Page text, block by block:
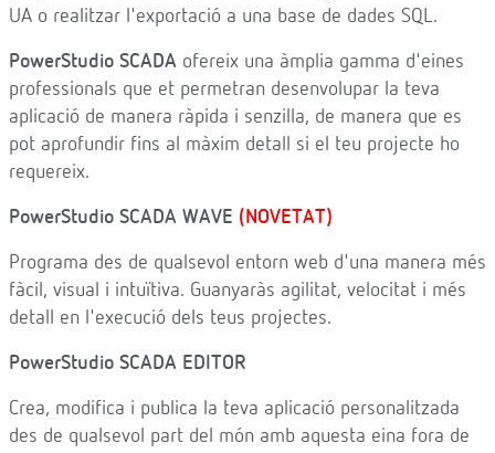
UA o realitzar l'exportació a una base de dades SQL.
PowerStudio SCADA ofereix una àmplia gamma d'eines
professionals que et permetran desenvolupar la teva
aplicació de manera ràpida i senzilla, de manera que es
pot aprofundir fins al màxim detall si el teu projecte ho
requereix.
PowerStudio SCADA WAVE (NOVETAT)
Programa des de qualsevol entorn web d'una manera més
fàcil, visual i intuïtiva. Guanyaràs agilitat, velocitat i més
detall en l'execució dels teus projectes.
PowerStudio SCADA EDITOR
Crea, modifica i publica la teva aplicació personalitzada
des de qualsevol part del món amb aquesta eina fora de